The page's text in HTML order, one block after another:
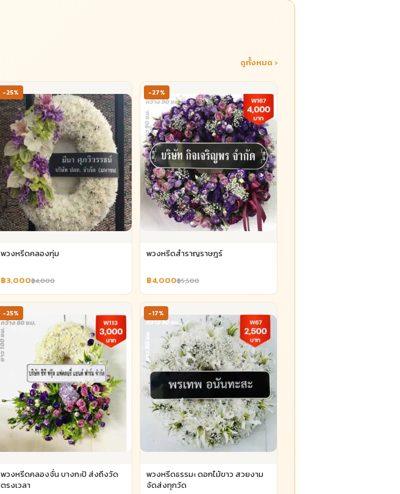
ดูทั้งหมด ›
-25%
พวงหรีดคลองกุ่ม
฿3,000฿4,000
-27%
พวงหรีดสำราญราษฎร์
฿4,000฿5,500
-25%
พวงหรีดคลองจั่น บางกะปิ ส่งถึงวัด
ตรงเวลา
-17%
พวงหรีดธรรมะ ดอกไม้ขาว สวยงาม
จัดส่งทุกวัด